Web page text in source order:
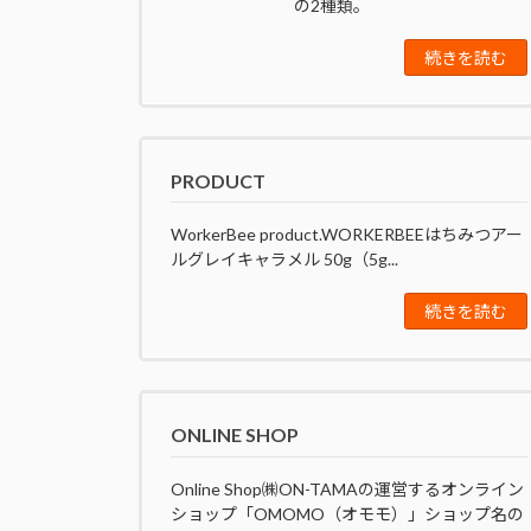
の2種類。
続きを読む
PRODUCT
WorkerBee product.WORKERBEEはちみつアー
ルグレイキャラメル 50g（5g...
続きを読む
ONLINE SHOP
Online Shop㈱ON-TAMAの運営するオンライン
ショップ「OMOMO（オモモ）」ショップ名の